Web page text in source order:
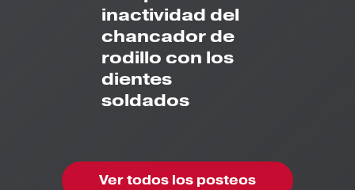
inactividad del
chancador de
rodillo con los
dientes
soldados
Ver todos los posteos